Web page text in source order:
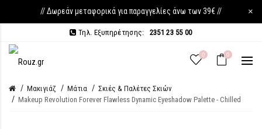
// Δωρεάν μεταφορικά για παραγγελίες άνω των 39€ // ×
Τηλ. Εξυπηρέτησης: 2351 23 55 00
0 0
Μακιγιάζ Μάτια
Σκιές & Παλέτες Σκιών
Makeup Revolution Forever Flawless Dynamic Eyeshadow Palette - Chilled